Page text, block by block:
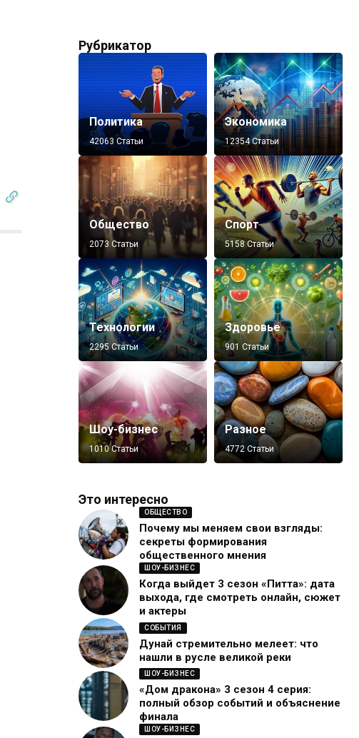
Рубрикатор
Политика
42063 Статьи
Экономика
12354 Статьи
Общество
2073 Статьи
Спорт
5158 Статьи
Технологии
2295 Статьи
Здоровье
901 Статьи
Шоу-бизнес
1010 Статьи
Разное
4772 Статьи
Это интересно
ОБЩЕСТВО
Почему мы меняем свои взгляды:
секреты формирования
общественного мнения
ШОУ-БИЗНЕС
Когда выйдет 3 сезон «Питта»: дата
выхода, где смотреть онлайн, сюжет
и актеры
СОБЫТИЯ
Дунай стремительно мелеет: что
нашли в русле великой реки
ШОУ-БИЗНЕС
«Дом дракона» 3 сезон 4 серия:
полный обзор событий и объяснение
финала
ШОУ-БИЗНЕС